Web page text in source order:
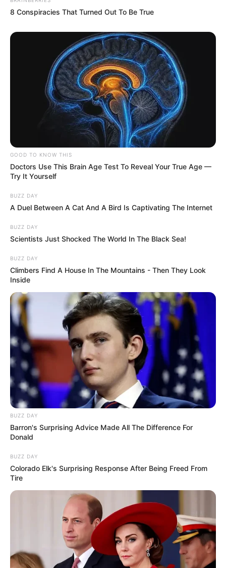
8 Conspiracies That Turned Out To Be True
GOOD TO KNOW THIS
Doctors Use This Brain Age Test To Reveal Your True Age —
Try It Yourself
BUZZ DAY
A Duel Between A Cat And A Bird Is Captivating The Internet
BUZZ DAY
Scientists Just Shocked The World In The Black Sea!
BUZZ DAY
Climbers Find A House In The Mountains - Then They Look
Inside
BUZZ DAY
Barron's Surprising Advice Made All The Difference For
Donald
BUZZ DAY
Colorado Elk's Surprising Response After Being Freed From
Tire